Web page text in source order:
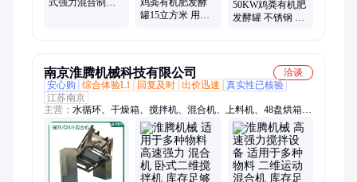
式强力混合制粒
鸡粪有机肥发酵
罐15立方米 用于
50KW鸡粪有机肥
发酵罐 不锈钢 发
南京淮腾机械科技有限公司
洽谈
安心购
综合体验L1 回复及时 出价迅速
真实性已核验
江苏南京
主营： 水循环、干燥箱、搅拌机、混合机、上料机、48盘烘箱、
三维空间、工业烘箱、塑料粒子、粉末颗粒、真空干燥、固体颗
粒、恒温烘箱、干燥设备、低温真空、微波真空、循环加热、高
温烤箱、制剂方锥、工业微波、蒸汽换热、多向运动、真空烘
箱、鼓风干燥机、薄膜包衣机